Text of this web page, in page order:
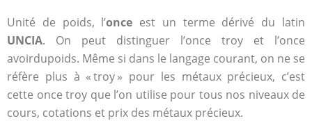
Unité de poids, l’once est un terme dérivé du latin
UNCIA. On peut distinguer l’once troy et l’once
avoirdupoids. Même si dans le langage courant, on ne se
réfère plus à « troy » pour les métaux précieux, c’est
cette once troy que l’on utilise pour tous nos niveaux de
cours, cotations et prix des métaux précieux.